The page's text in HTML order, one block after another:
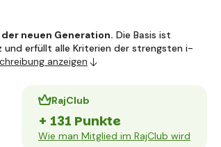
neuen Generation. Die Basis ist
erfüllt alle Kriterien der strengsten i-
anzeigen
RajClub
+ 131 Punkte
Wie man Mitglied im RajClub wird